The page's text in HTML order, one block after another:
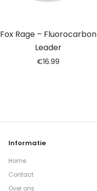
Fox Rage – Fluorocarbon
Leader
€16.99
Informatie
Home
Contact
Over ons